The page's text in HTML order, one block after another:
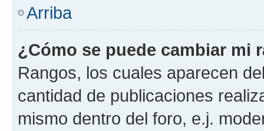
Arriba
¿Cómo se puede cambiar mi
Rangos, los cuales aparecen
cantidad de publicaciones
mismo dentro del foro, e.j.